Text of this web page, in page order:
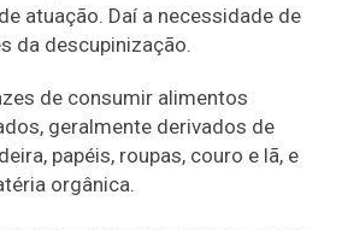
atuação. Daí a necessidade de
da descupinização.
de consumir alimentos
geralmente derivados de
papéis, roupas, couro e lã, e
orgânica.